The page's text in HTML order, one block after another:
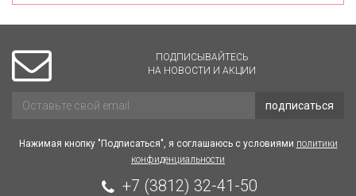
ПОДПИСЫВАЙТЕСЬ
НА НОВОСТИ И АКЦИИ
подписаться
Нажимая кнопку "Подписаться", я соглашаюсь с условиями политики
конфиденциальности
+7 (3812) 32-41-50